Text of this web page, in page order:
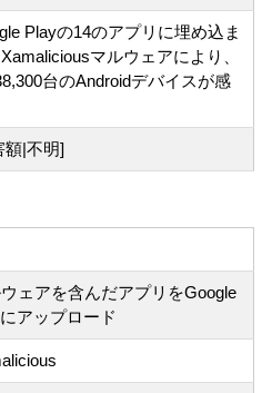
Playの14のアプリに埋め込ま
マルウェアにより、
台のAndroidデバイスが感
額|不明]
ェアを含んだアプリをGoogle
アップロード